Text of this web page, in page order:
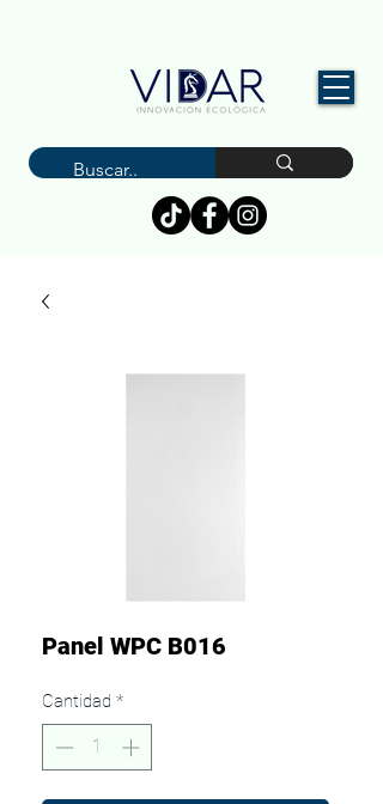
Panel WPC B016
Cantidad *